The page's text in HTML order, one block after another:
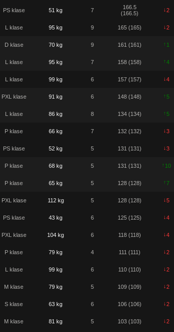
PS klase 51 kg 7
166.5
(166.5)
↓2
L klase 95 kg 9 165 (165) ↓2
D klase 70 kg 9 161 (161) ↑ 1
L klase 95 kg 7 158 (158) ↑4
L klase 99 kg 6 157 (157) ↓4
PXL klase 91 kg 6 148 (148) ↑5
L klase 86 kg 8 134 (134) ↑5
P klase 66 kg 7 132 (132) ↓3
PS klase 52 kg 5 131 (131) ↓3
P klase 68 kg 5 131 (131) ↑ 10
P klase 65 kg 5 128 (128) ↑7
PXL klase 112 kg 5 128 (128) ↓5
PS klase 43 kg 6 125 (125) ↓4
PXL klase 104 kg 6 118 (118) ↓4
P klase 79 kg 4 111 (111) ↓2
L klase 99 kg 6 110 (110) ↓2
M klase 79 kg 5 109 (109) ↓2
S klase 63 kg 6 106 (106) ↓2
M klase 81 kg 5 103 (103) ↓2